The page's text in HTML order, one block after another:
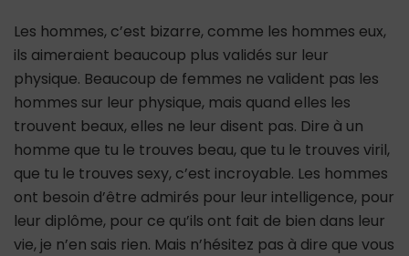
Les hommes, c’est bizarre, comme les hommes eux,
ils aimeraient beaucoup plus validés sur leur
physique. Beaucoup de femmes ne valident pas les
hommes sur leur physique, mais quand elles les
trouvent beaux, elles ne leur disent pas. Dire à un
homme que tu le trouves beau, que tu le trouves viril,
que tu le trouves sexy, c’est incroyable. Les hommes
ont besoin d’être admirés pour leur intelligence, pour
leur diplôme, pour ce qu’ils ont fait de bien dans leur
vie, je n’en sais rien. Mais n’hésitez pas à dire que vous